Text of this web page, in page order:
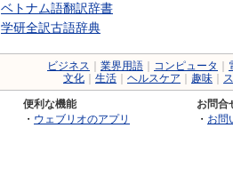
ベトナム語翻訳辞書
学研全訳古語辞典
ビジネス 業界用語 コンピュータ
文化
生活 ヘルスケア 趣味
便利な機能
・ ウェブリオのアプリ
お問合
・ お問